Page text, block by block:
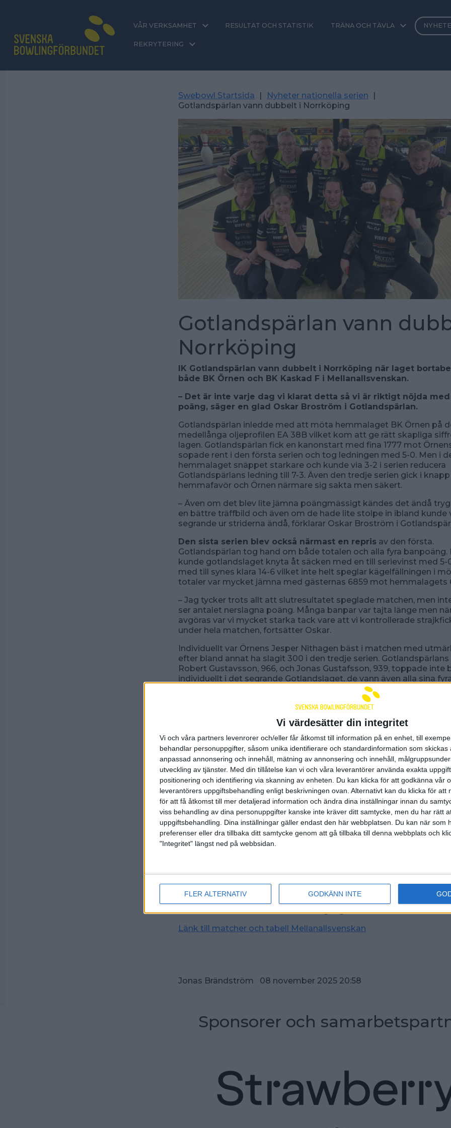
Vi värdesätter din integritet
Vi och våra partners levenrorer och/eller får åtkomst till information på en enhet, till
behandlar personuppgifter, såsom unika identifierare och standardinformation som skickas
anpassad annonsering och innehåll, mätning av annonsering och innehåll,
utveckling av tjänster. Med din tillåtelse kan vi och våra leverantörer använda exakta
positionering och identifiering via skanning av enheten. Du kan klicka för att godkänna vår
leverantörers uppgiftsbehandling enligt beskrivningen ovan. Alternativt kan du klicka för att
för att få åtkomst till mer detaljerad information och ändra dina inställningar innan du
viss behandling av dina personuppgifter kanske inte kräver ditt samtycke, men du har rätt
uppgiftsbehandling. Dina inställningar gäller endast den här webbplatsen. Du kan när som
preferenser eller dra tillbaka ditt samtycke genom att gå tillbaka till denna webbplats och
"Integritet" längst ned på webbsidan.
FLER ALTERNATIV GODKÄNN INTE
VÅR VERKSAMHET RESULTAT OCH STATISTIK TRÄNA OCH TÄVLA
REKRYTERING
Swebowl Startsida | Nyheter nationella serien
|
Gotlandspärlan vann dubbelt i Norrköping
Gotlandspärlan vann
Norrköping
IK Gotlandspärlan vann dubbelt i Norrköping när laget
både BK Örnen och BK Kaskad F i Mellanallsvenskan.
– Det är inte varje dag vi klarat detta så vi är riktigt nöjda
poäng, säger en glad Oskar Broström i Gotlandspärlan.
Gotlandspärlan inledde med att möta hemmalaget BK Örnen på
medellånga oljeprofilen EA 38B vilket kom att ge rätt skapliga
lagen. Gotlandspärlan fick en kanonstart med fina 1777 mot
sopade rent i den första serien och tog ledningen med 5-0. Men i
hemmalaget snäppet starkare och kunde via 3-2 i serien reducera
Gotlandspärlans ledning till 7-3. Även den tredje serien gick i knapp
hemmafavör och Örnen närmare sig sakta men säkert.
– Även om det blev lite jämna poängmässigt kändes det ändå
en bättre träffbild och även om de hade lite stolpe in ibland kunde
segrande ur striderna ändå, förklarar Oskar Broström i
Den sista serien blev också närmast en repris av den första.
Gotlandspärlan tog hand om både totalen och alla fyra banpoäng.
kunde gotlandslaget knyta åt säcken med en till serievinst med 5-
med till synes klara 14-6 vilket inte helt speglar kägelfällningen i
totaler var mycket jämna med gästernas 6859 mot hemmalagets
– Jag tycker trots allt att slutresultatet speglade matchen, men
ser antalet nerslagna poäng. Många banpar var tajta länge men
avgöras var vi mycket starka tack vare att vi kontrollerade
under hela matchen, fortsätter Oskar.
Individuellt var Örnens Jesper Nithagen bäst i matchen med
efter bland annat ha slagit 300 i den tredje serien.
Robert Gustavsson, 966, och Jonas Gustafsson, 939, toppade inte
individuellt i det segrande Gotlandslaget, de vann även alla sina
Även mot BK Kaskad F fick Gotlandspärlanen bra start med
efter den första serien. 4-1 blev ett också ett vinnarkoncept för
som vann även de tre övriga serierna med 4-1 vilket gav en ännu
med 16-4. Det blev betydligt lägre siffror på den tuffa
gästerna vann klart trots att laget bara precis lyckades passera
totalslagning.
– Det var stor skillnad på allting mot den första matchen. Även när
lag spelar på den här profilen ser vi att bortalagen får det riktigt
var vi förberedda på. Avgörande var att ha tålamod och en bra
så vinsten kan sammanfattas med att vi gjorde ett riktigt bra
säger Oskar Broström som toppade hos segrarna individuellt med
Det var bara Robert Gustavsson av lagkamraterna som
pari med 816 men lagmässigt räckte det långt. I hemmalaget var
ensam över 800-strecket med 812. Med lördagens två
poäng var mycket viktiga för oss så vi kan börja sikta uppåt i
Länk till matcher och tabell Mellanallsvenskan
Jonas Brändström 08 november 2025 20:58
Sponsorer och